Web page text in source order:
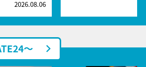
2026.08.06
～